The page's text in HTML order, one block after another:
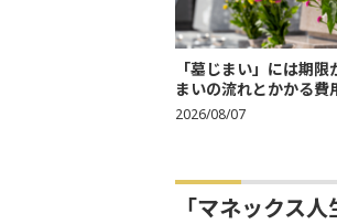
「墓じまい」には期
まいの流れとかかる費
2026/08/07
「マネックス